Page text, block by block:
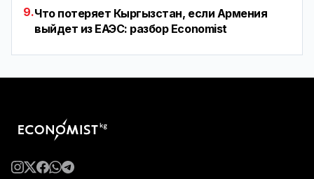
9.Что потеряет Кыргызстан, если Армения
выйдет из ЕАЭС: разбор Economist